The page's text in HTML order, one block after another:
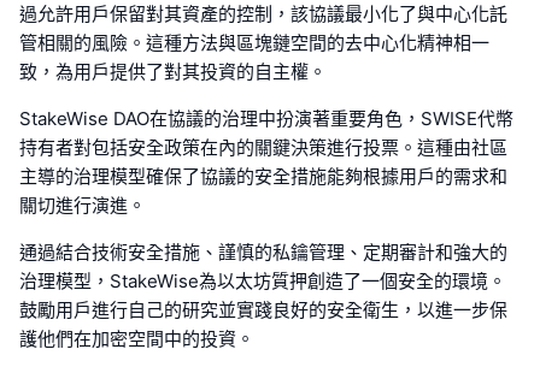
過允許用戶保留對其資產的控制，該協議最小化了與中心化託
管相關的風險。這種方法與區塊鏈空間的去中心化精神相一
致，為用戶提供了對其投資的自主權。
StakeWise DAO在協議的治理中扮演著重要角色，SWISE代幣
持有者對包括安全政策在內的關鍵決策進行投票。這種由社區
主導的治理模型確保了協議的安全措施能夠根據用戶的需求和
關切進行演進。
通過結合技術安全措施、謹慎的私鑰管理、定期審計和強大的
治理模型，StakeWise為以太坊質押創造了一個安全的環境。
鼓勵用戶進行自己的研究並實踐良好的安全衛生，以進一步保
護他們在加密空間中的投資。